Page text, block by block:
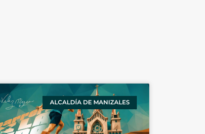
ALCALDÍA DE MANIZALES